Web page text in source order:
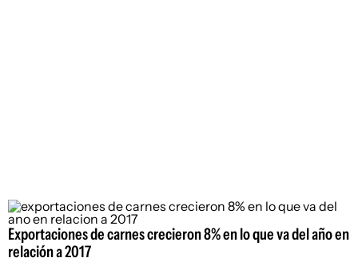
Exportaciones de carnes crecieron 8% en lo que va del año en
relación a 2017